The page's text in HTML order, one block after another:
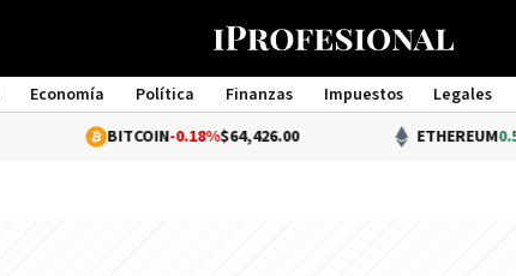
Economía Política Finanzas Impuestos Legales
Management
BITCOIN-0.18%$64,426.00 ETHEREUM0.51%